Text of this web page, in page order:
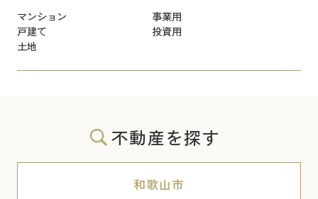
マンション
事業用
戸建て
投資用
土地
不動産を探す
和歌山市